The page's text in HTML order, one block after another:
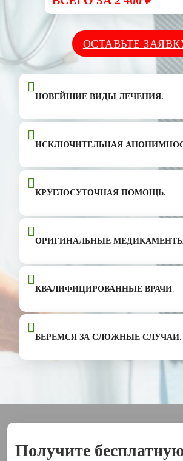
НОВЕЙШИЕ ВИДЫ ЛЕЧЕНИЯ.
ИСКЛЮЧИТЕЛЬНАЯ
КРУГЛОСУТОЧНАЯ ПОМОЩЬ.
ОРИГИНАЛЬНЫЕ
КВАЛИФИЦИРОВАННЫЕ ВРАЧИ.
БЕРЕМСЯ ЗА СЛОЖНЫЕ СЛУЧАИ.
ОСТАВЬТЕ
Получите